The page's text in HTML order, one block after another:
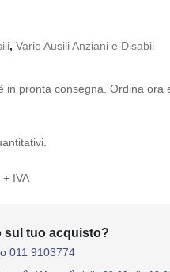
, Varie Ausili Anziani e Disabii
in pronta consegna. Ordina ora
IVA
sul tuo acquisto?
011 9103774